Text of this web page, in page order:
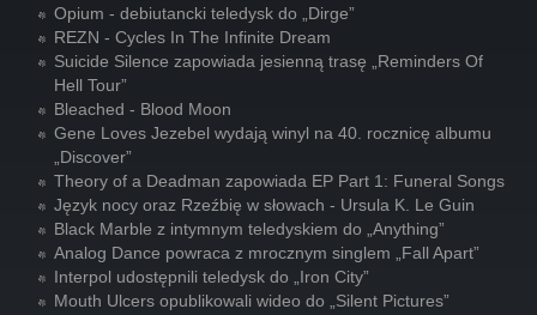
Opium - debiutancki teledysk do „Dirge”
REZN - Cycles In The Infinite Dream
Suicide Silence zapowiada jesienną trasę „Reminders Of
Hell Tour”
Bleached - Blood Moon
Gene Loves Jezebel wydają winyl na 40. rocznicę albumu
„Discover”
Theory of a Deadman zapowiada EP Part 1: Funeral Songs
Język nocy oraz Rzeźbię w słowach - Ursula K. Le Guin
Black Marble z intymnym teledyskiem do „Anything”
Analog Dance powraca z mrocznym singlem „Fall Apart”
Interpol udostępnili teledysk do „Iron City”
Mouth Ulcers opublikowali wideo do „Silent Pictures”